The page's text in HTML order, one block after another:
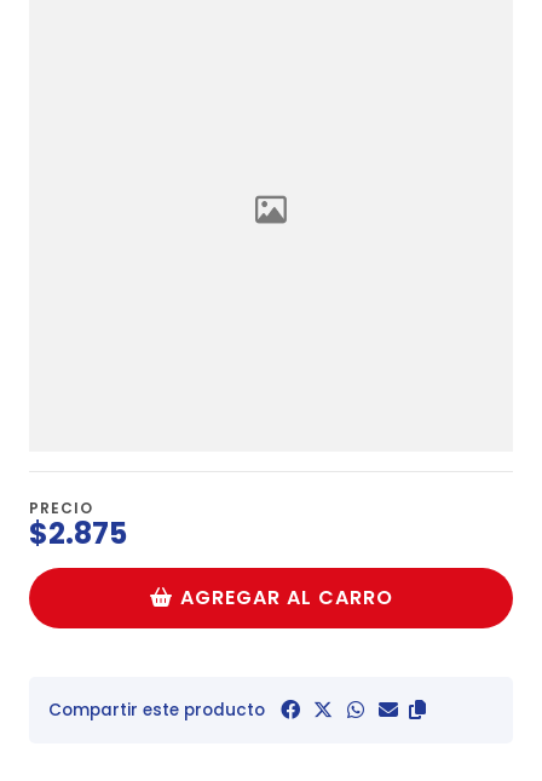
PRECIO
$2.875
AGREGAR AL CARRO
Compartir este producto